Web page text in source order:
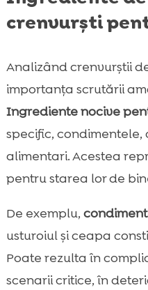
crenvurști
Analizând crenvurștii
importanța scrutării
Ingrediente nocive
specific, condimentele,
alimentari. Acestea
pentru starea lor de
De exemplu,
usturoiul și ceapa
Poate rezulta în
scenarii critice, în